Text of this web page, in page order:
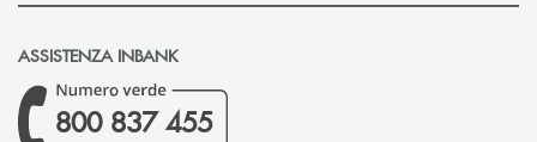
ASSISTENZA INBANK
800 837 455